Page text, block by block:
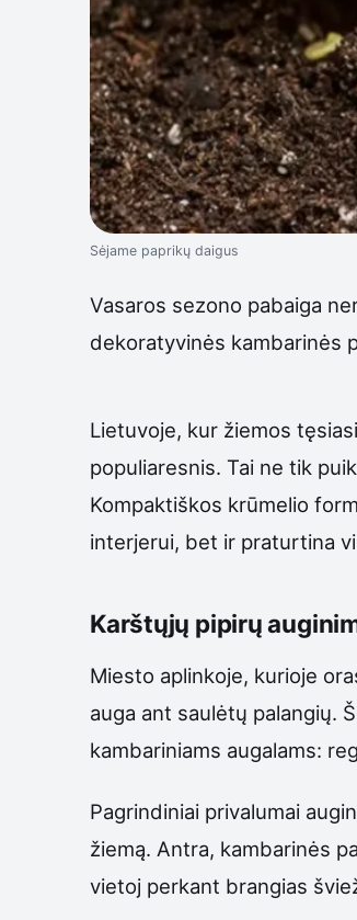
Sėjame paprikų daigus
Vasaros sezono pabaiga
dekoratyvinės kambarinės
Lietuvoje, kur žiemos
populiaresnis. Tai ne tik
Kompaktiškos krūmelio
interjerui, bet ir praturtina
Karštųjų pipirų
Miesto aplinkoje, kurioje
auga ant saulėtų palangių.
kambariniams augalams:
Pagrindiniai privalumai
žiemą. Antra, kambarinės
vietoj perkant brangias